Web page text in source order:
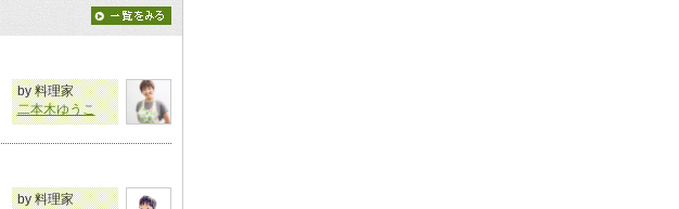
by 料理家
二本木ゆうこ
by 料理家